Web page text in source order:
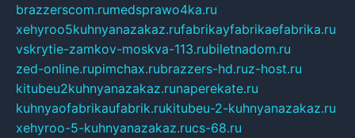
brazzerscom.rumedsprawo4ka.ru
xehyroo5kuhnyanazakaz.rufabrikayfabrikaefabrika.ru
vskrytie-zamkov-moskva-113.rubiletnadom.ru
zed-online.rupimchax.rubrazzers-hd.ruz-host.ru
kitubeu2kuhnyanazakaz.runaperekate.ru
kuhnyaofabrikaufabrik.rukitubeu-2-kuhnyanazakaz.ru
xehyroo-5-kuhnyanazakaz.rucs-68.ru